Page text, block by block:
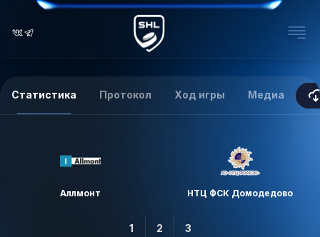
Статистика Протокол Ход игры Медиа
Аллмонт НТЦ ФСК Домодедово
1 2 3